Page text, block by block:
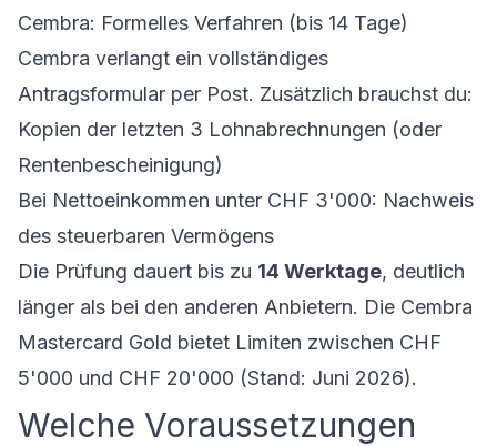
Cembra: Formelles Verfahren (bis 14 Tage)
Cembra verlangt ein vollständiges
Antragsformular per Post. Zusätzlich brauchst du:
Kopien der letzten 3 Lohnabrechnungen (oder
Rentenbescheinigung)
Bei Nettoeinkommen unter CHF 3'000: Nachweis
des steuerbaren Vermögens
Die Prüfung dauert bis zu 14 Werktage, deutlich
länger als bei den anderen Anbietern. Die Cembra
Mastercard Gold bietet Limiten zwischen CHF
5'000 und CHF 20'000 (Stand: Juni 2026).
Welche Voraussetzungen